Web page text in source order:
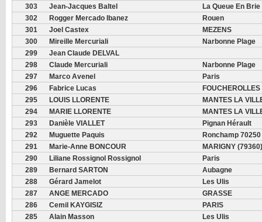
303
Jean-Jacques Baltel
La Queue En Brie
302
Rogger Mercado Ibanez
Rouen
301
Joel Castex
MEZENS
300
Mireille Mercuriali
Narbonne Plage
299
Jean Claude DELVAL
298
Claude Mercuriali
Narbonne Plage
297
Marco Avenel
Paris
296
Fabrice Lucas
FOUCHEROLLES
295
LOUIS LLORENTE
MANTES LA
294
MARIE LLORENTE
MANTES LA
293
Danièle VIALLET
Pignan Hérault
292
Muguette Paquis
Ronchamp 70250
291
Marie-Anne BONCOUR
MARIGNY (79360)
290
Liliane Rossignol Rossignol
Paris
289
Bernard SARTON
Aubagne
288
Gérard Jamelot
Les Ulis
287
ANGE MERCADO
GRASSE
286
Cemil KAYGISIZ
PARIS
285
Alain Masson
Les Ulis